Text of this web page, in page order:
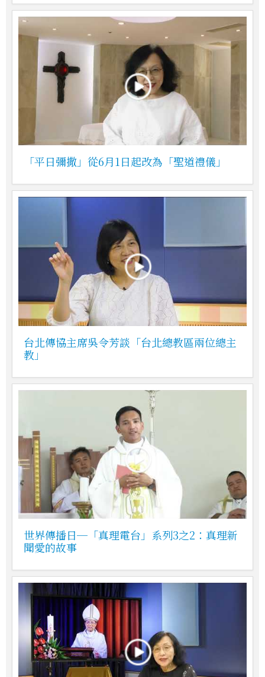
「平日彌撒」從6月1日起改為「聖道禮儀」
台北傳協主席吳令芳談「台北總教區兩位總主
教」
世界傳播日─「真理電台」系列3之2：真理新
聞愛的故事